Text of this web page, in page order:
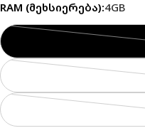
RAM (მეხსიერება):4GB